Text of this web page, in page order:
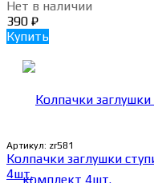
Нет в наличии
390 ₽
Купить
Артикул: zr581
Колпачки заглушки
4шт.